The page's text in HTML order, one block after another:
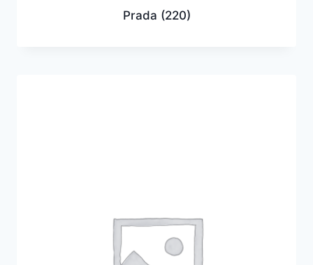
Prada (220)